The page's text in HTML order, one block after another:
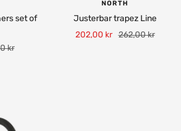
set of
kr
NORTH
Justerbar trapez Line
Rea-
202,00 kr Pris
262,00 kr